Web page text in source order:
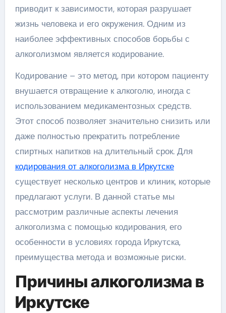
приводит к зависимости, которая разрушает
жизнь человека и его окружения. Одним из
наиболее эффективных способов борьбы с
алкоголизмом является кодирование.
Кодирование – это метод, при котором пациенту
внушается отвращение к алкоголю, иногда с
использованием медикаментозных средств.
Этот способ позволяет значительно снизить или
даже полностью прекратить потребление
спиртных напитков на длительный срок. Для
кодирования от алкоголизма в Иркутске
существует несколько центров и клиник, которые
предлагают услуги. В данной статье мы
рассмотрим различные аспекты лечения
алкоголизма с помощью кодирования, его
особенности в условиях города Иркутска,
преимущества метода и возможные риски.
Причины алкоголизма в
Иркутске